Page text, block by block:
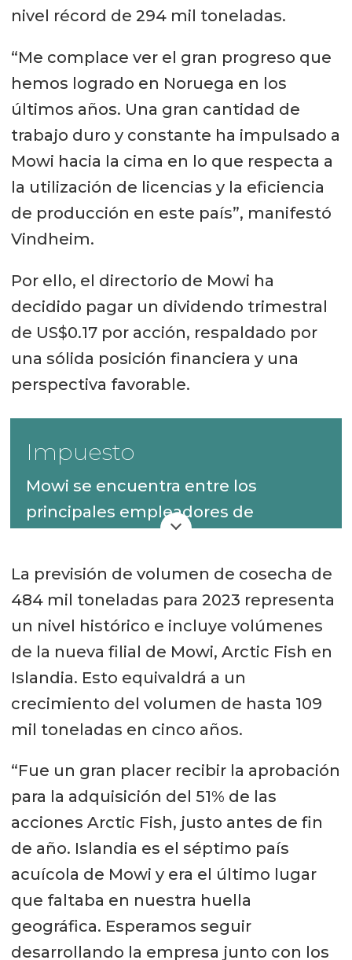
nivel récord de 294 mil toneladas.
“Me complace ver el gran progreso que
hemos logrado en Noruega en los
últimos años. Una gran cantidad de
trabajo duro y constante ha impulsado a
Mowi hacia la cima en lo que respecta a
la utilización de licencias y la eficiencia
de producción en este país”, manifestó
Vindheim.
Por ello, el directorio de Mowi ha
decidido pagar un dividendo trimestral
de US$0.17 por acción, respaldado por
una sólida posición financiera y una
perspectiva favorable.
Impuesto
Mowi se encuentra entre los
principales empleadores de
300 trabajadores noruegos. La
empresa teme que sus ambiciones
de crecimiento continuo en
Noruega se vean gravemente
inhibidas por la propuesta del
gobierno de imponer un impuesto
sobre la renta de recursos en la
“La propuesta del gobierno noruego
de un nivel impositivo efectivo del
62 % para la industria del salmón
noruega, o aproximadamente el
80% con el impuesto noruego sobre
el patrimonio, socavará por
completo las perspectivas de
La previsión de volumen de cosecha de
484 mil toneladas para 2023 representa
un nivel histórico e incluye volúmenes
de la nueva filial de Mowi, Arctic Fish en
Islandia. Esto equivaldrá a un
crecimiento del volumen de hasta 109
mil toneladas en cinco años.
“Fue un gran placer recibir la aprobación
para la adquisición del 51% de las
acciones Arctic Fish, justo antes de fin
de año. Islandia es el séptimo país
acuícola de Mowi y era el último lugar
que faltaba en nuestra huella
geográfica. Esperamos seguir
desarrollando la empresa junto con los